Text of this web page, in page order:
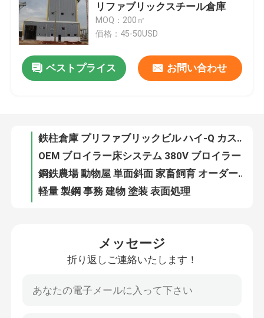
製品
連絡 ください
ニュース
リファブリックスチール倉庫
MOQ：200㎡
価格：45-50USD
ベストプライス お問い合わせ
溶接接続 プリファブリック メタル構造 鉄筋ビルディング OEM
軽量 製鋼 事務 建物 塗装 表面処理
塗装された構造鋼のハンガー 工業用プリファブリック倉庫
OEM 鉄筋 倉庫 建築 溶接 H セクション 鉄
メッセージ
折り返しご連絡いたします！